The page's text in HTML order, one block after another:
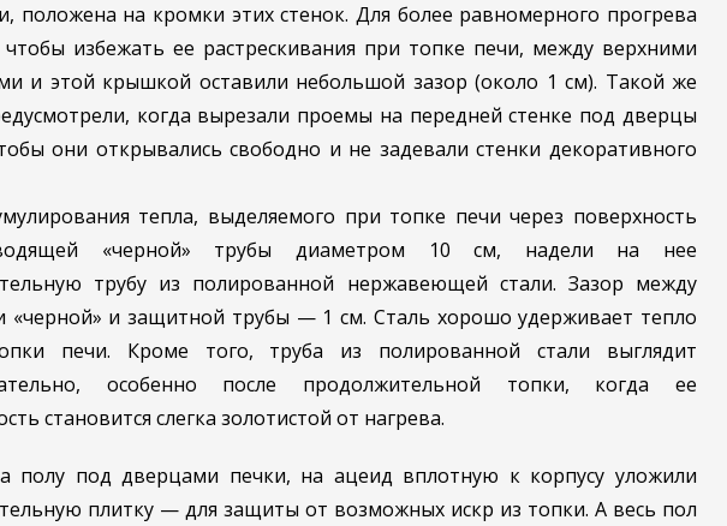
положена на кромки этих стенок. Для более равномерного прогрева
избежать ее растрескивания при топке печи, между верхними
и этой крышкой оставили небольшой зазор (около 1 см). Такой же
когда вырезали проемы на передней стенке под дверцы
они открывались свободно и не задевали стенки декоративного
тепла, выделяемого при топке печи через поверхность
«черной» трубы диаметром 10 см, надели на нее
трубу из полированной нержавеющей стали. Зазор между
«черной» и защитной трубы — 1 см. Сталь хорошо удерживает тепло
печи. Кроме того, труба из полированной стали выглядит
особенно после продолжительной топки, когда ее
становится слегка золотистой от нагрева.
полу под дверцами печки, на ацеид вплотную к корпусу уложили
плитку — для защиты от возможных искр из топки. А весь пол